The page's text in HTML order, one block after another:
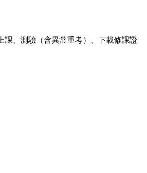
課、測驗（含異常重考）、下載修課證